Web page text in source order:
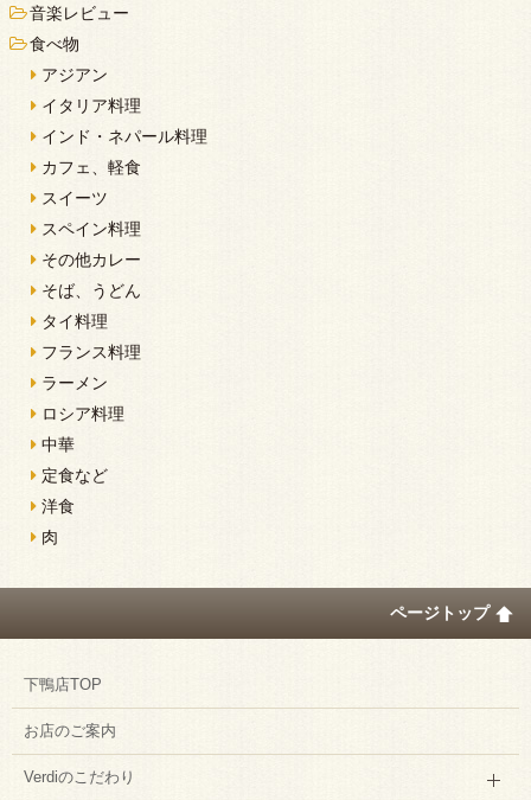
音楽レビュー
食べ物
アジアン
イタリア料理
インド・ネパール料理
カフェ、軽食
スイーツ
スペイン料理
その他カレー
そば、うどん
タイ料理
フランス料理
ラーメン
ロシア料理
中華
定食など
洋食
肉
ページトップ
下鴨店TOP
お店のご案内
Verdiのこだわり